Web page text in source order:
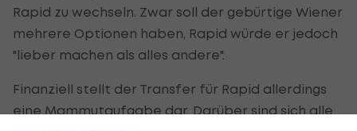
Rapid zu wechseln. Zwar soll der gebürtige Wiener
mehrere Optionen haben, Rapid würde er jedoch
"lieber machen als alles andere".
Finanziell stellt der Transfer für Rapid allerdings
eine Mammutaufgabe dar. Darüber sind sich alle